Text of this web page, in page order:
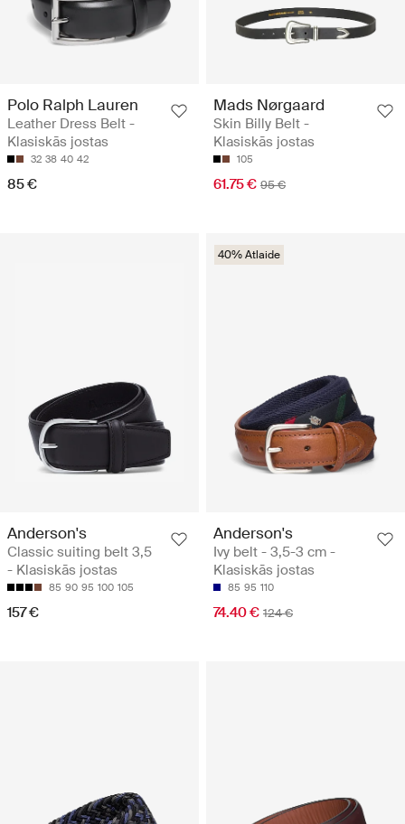
Polo Ralph Lauren
Leather Dress Belt -
Klasiskās jostas
32 38 40 42
85 €
Mads Nørgaard
Skin Billy Belt -
Klasiskās jostas
105
61.75 € 95 €
Anderson's
Classic suiting belt 3,5
- Klasiskās jostas
85 90 95 100 105
157 €
40% Atlaide
Anderson's
Ivy belt - 3,5-3 cm -
Klasiskās jostas
85 95 110
74.40 € 124 €